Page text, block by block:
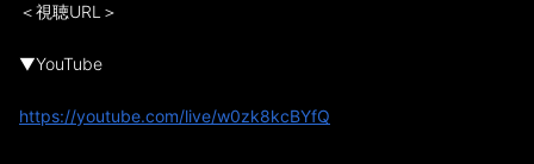
＜視聴URL＞
▼YouTube
https://youtube.com/live/w0zk8kcBYfQ